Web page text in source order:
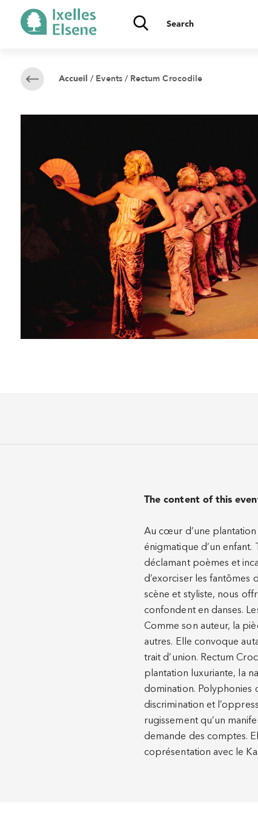
Accueil / Events/ Rectum Crocodile
The content of this
Au cœur d’une plantation
énigmatique d’un enfant.
déclamant poèmes et
d’exorciser les
scène et styliste, nous
confondent en danses.
Comme son auteur, la
autres. Elle convoque
trait d’union. Rectum
plantation luxuriante, la
domination. Polyphonies
discrimination et
rugissement qu’un
demande des comptes.
coprésentation avec le